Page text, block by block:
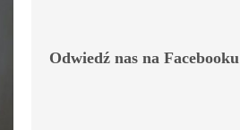
Odwiedź nas na Facebooku